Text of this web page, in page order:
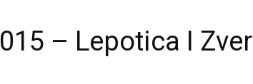
– Lepotica I Zver